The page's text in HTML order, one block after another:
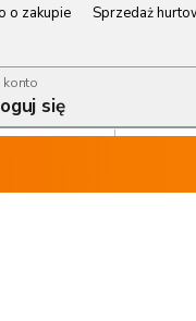
o zakupie Sprzedaż
konto
się